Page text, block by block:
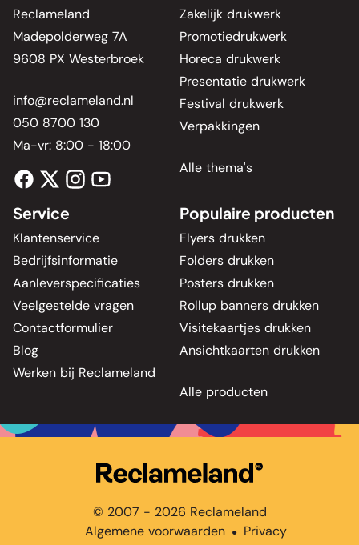
Reclameland
Madepolderweg 7A
9608 PX Westerbroek
info@reclameland.nl
050 8700 130
Ma-vr: 8:00 - 18:00
Zakelijk drukwerk
Promotiedrukwerk
Horeca drukwerk
Presentatie drukwerk
Festival drukwerk
Verpakkingen
Alle thema's
Service
Klantenservice
Bedrijfsinformatie
Aanleverspecificaties
Veelgestelde vragen
Contactformulier
Blog
Werken bij Reclameland
Populaire producten
Flyers drukken
Folders drukken
Posters drukken
Rollup banners drukken
Visitekaartjes drukken
Ansichtkaarten drukken
Alle producten
© 2007 - 2026 Reclameland
Algemene voorwaarden ● Privacy